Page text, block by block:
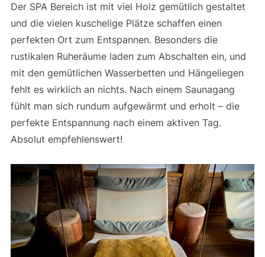
Der SPA Bereich ist mit viel Holz gemütlich gestaltet
und die vielen kuschelige Plätze schaffen einen
perfekten Ort zum Entspannen. Besonders die
rustikalen Ruheräume laden zum Abschalten ein, und
mit den gemütlichen Wasserbetten und Hängeliegen
fehlt es wirklich an nichts. Nach einem Saunagang
fühlt man sich rundum aufgewärmt und erholt – die
perfekte Entspannung nach einem aktiven Tag.
Absolut empfehlenswert!